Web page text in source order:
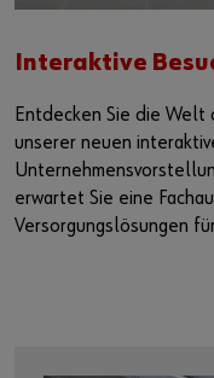
Interaktive
Entdecken Sie die Welt
unserer neuen
erwartet Sie eine
Versorgungslösungen